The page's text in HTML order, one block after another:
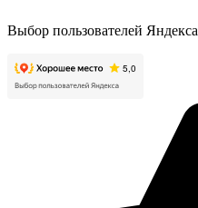
Выбор пользователей Яндекса